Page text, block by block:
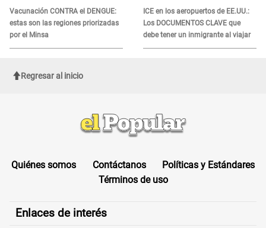
Vacunación CONTRA el DENGUE:
estas son las regiones priorizadas
por el Minsa
ICE en los aeropuertos de EE.UU.:
Los DOCUMENTOS CLAVE que
debe tener un inmigrante al viajar
Regresar al inicio
Quiénes somos Contáctanos
Políticas y Estándares
Términos de uso
Enlaces de interés